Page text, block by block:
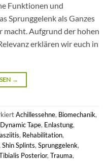
Funktionen und
Sprunggelenk als Ganzes
macht. Aufgrund der hohen
erklären wir euch in
→
Achillessehne, Biomechanik,
Dynamic Tape, Enlastung,
, Rehabilitation,
Shin Splints,Sprunggelenk,
Posterior,Trauma,